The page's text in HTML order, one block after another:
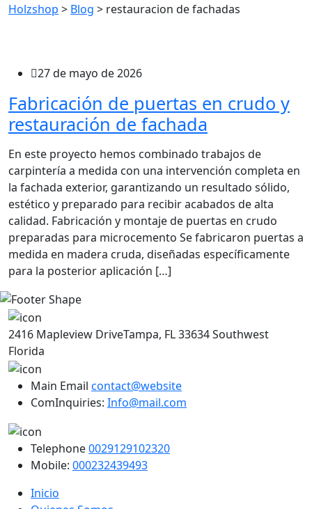
Holzshop > Blog > restauracion de fachadas
27 de mayo de 2026
Fabricación de puertas en crudo y
restauración de fachada
En este proyecto hemos combinado trabajos de
carpintería a medida con una intervención completa en
la fachada exterior, garantizando un resultado sólido,
estético y preparado para recibir acabados de alta
calidad. Fabricación y montaje de puertas en crudo
preparadas para microcemento Se fabricaron puertas a
medida en madera cruda, diseñadas específicamente
para la posterior aplicación […]
2416 Mapleview DriveTampa, FL 33634 Southwest
Florida
Main Email contact@website
ComInquiries: Info@mail.com
Telephone0029129102320
Mobile: 000232439493
Inicio